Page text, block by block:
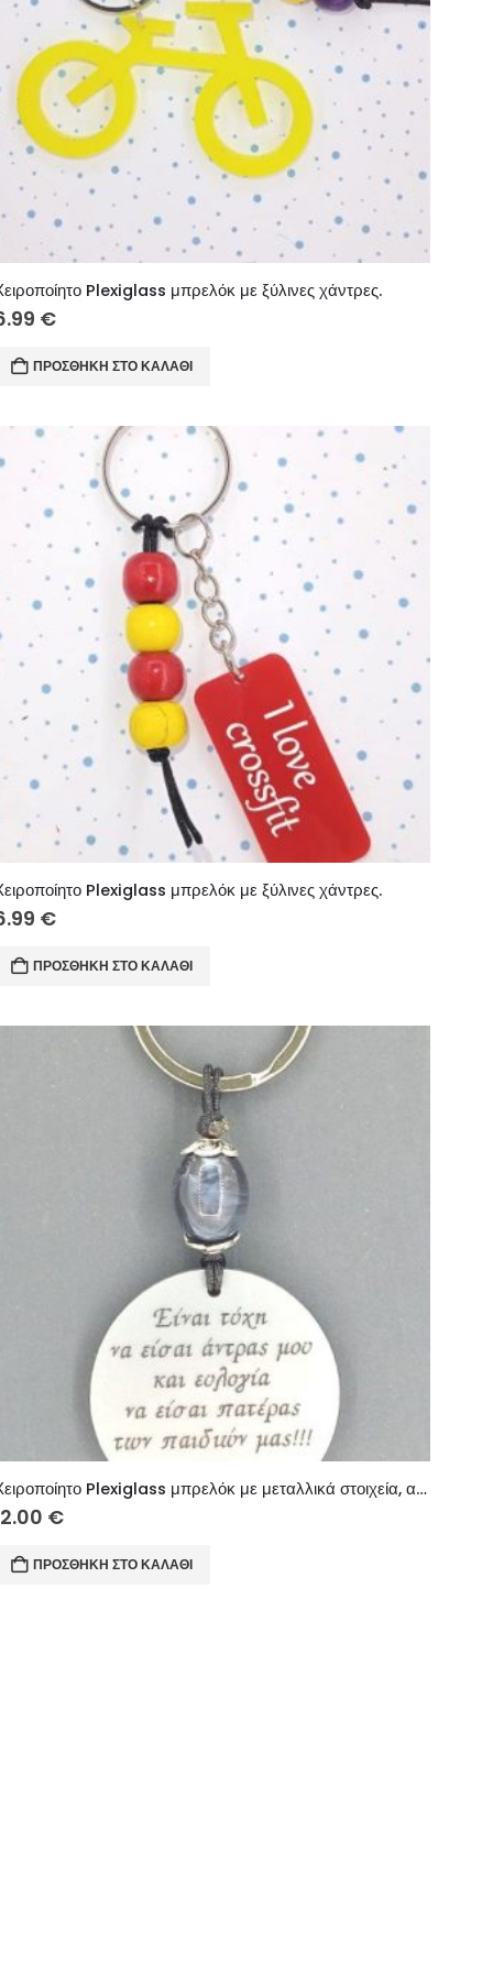
Plexiglass μπρελόκ με ξύλινες χάντρες.
€
ΠΡΟΣΘΉΚΗ ΣΤΟ ΚΑΛΆΘΙ
Plexiglass μπρελόκ με ξύλινες χάντρες.
€
ΠΡΟΣΘΉΚΗ ΣΤΟ ΚΑΛΆΘΙ
Χειροποίητο Plexiglass μπρελόκ με μεταλλικά στοιχεία, ακρυλική χάντρα.
€
ΠΡΟΣΘΉΚΗ ΣΤΟ ΚΑΛΆΘΙ